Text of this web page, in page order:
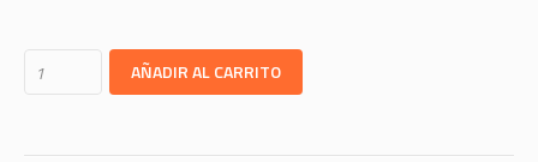
AÑADIR AL CARRITO